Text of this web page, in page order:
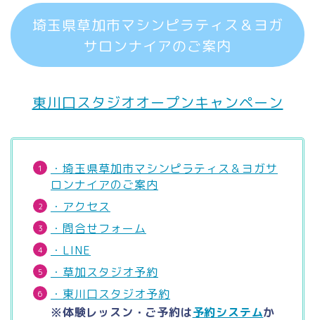
埼玉県草加市マシンピラティス＆ヨガ
サロンナイアのご案内
東川口スタジオオープンキャンペーン
・埼玉県草加市マシンピラティス＆ヨガサ
ロンナイアのご案内
・アクセス
・問合せフォーム
・LINE
・草加スタジオ予約
・東川口スタジオ予約
※体験レッスン・ご予約は予約システムか